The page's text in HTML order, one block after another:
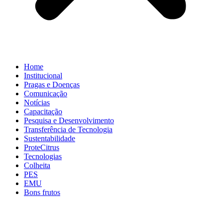
Home
Institucional
Pragas e Doenças
Comunicação
Notícias
Capacitação
Pesquisa e Desenvolvimento
Transferência de Tecnologia
Sustentabilidade
ProteCitrus
Tecnologias
Colheita
PES
EMU
Bons frutos